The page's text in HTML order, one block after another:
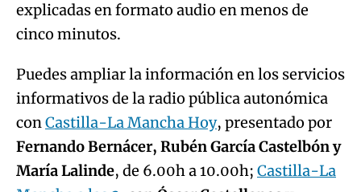
explicadas en formato audio en menos de
cinco minutos.
Puedes ampliar la información en los servicios
informativos de la radio pública autonómica
conCastilla-La Mancha Hoy, presentado por
Fernando Bernácer, Rubén García Castelbón y
María Lalinde, de 6.00h a 10.00h; Castilla-La